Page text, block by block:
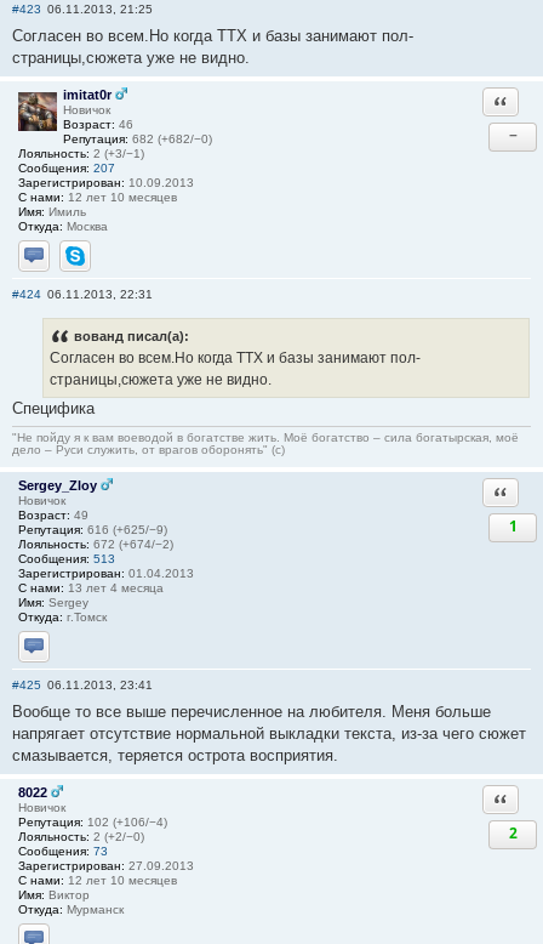
#423 06.11.2013, 21:25
Согласен во всем.Но когда ТТХ и базы занимают пол-
страницы,сюжета уже не видно.
imitat0r
Новичок
Возраст: 46
Репутация: 682 (+682/−0)
Лояльность: 2 (+3/−1)
Сообщения: 207
Зарегистрирован: 10.09.2013
С нами: 12 лет 10 месяцев
Имя: Имиль
Откуда: Москва
Отправить личное сообщение
Skype
−
#424 06.11.2013, 22:31
вованд писал(а):
Согласен во всем.Но когда ТТХ и базы занимают пол-
страницы,сюжета уже не видно.
Специфика
"Не пойду я к вам воеводой в богатстве жить. Моё богатство – сила богатырская, моё
дело – Руси служить, от врагов оборонять" (с)
Sergey_Zloy
Новичок
Возраст: 49
Репутация: 616 (+625/−9)
Лояльность: 672 (+674/−2)
Сообщения: 513
Зарегистрирован: 01.04.2013
С нами: 13 лет 4 месяца
Имя: Sergey
Откуда: г.Томск
Отправить личное сообщение
1
#425 06.11.2013, 23:41
Вообще то все выше перечисленное на любителя. Меня больше
напрягает отсутствие нормальной выкладки текста, из-за чего сюжет
смазывается, теряется острота восприятия.
8022
Новичок
Репутация: 102 (+106/−4)
Лояльность: 2 (+2/−0)
Сообщения: 73
Зарегистрирован: 27.09.2013
С нами: 12 лет 10 месяцев
Имя: Виктор
Откуда: Мурманск
2